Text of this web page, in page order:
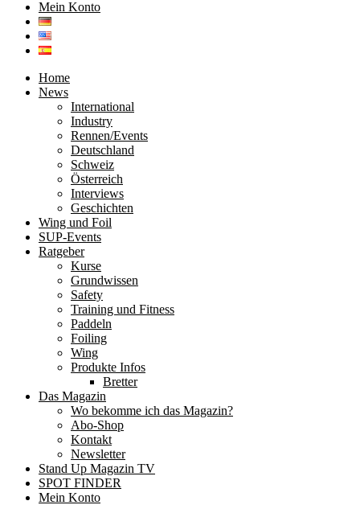
Mein Konto
Home
News
International
Industry
Rennen/Events
Deutschland
Schweiz
Österreich
Interviews
Geschichten
Wing und Foil
SUP-Events
Ratgeber
Kurse
Grundwissen
Safety
Training und Fitness
Paddeln
Foiling
Wing
Produkte Infos
Bretter
Das Magazin
Wo bekomme ich das Magazin?
Abo-Shop
Kontakt
Newsletter
Stand Up Magazin TV
SPOT FINDER
Mein Konto